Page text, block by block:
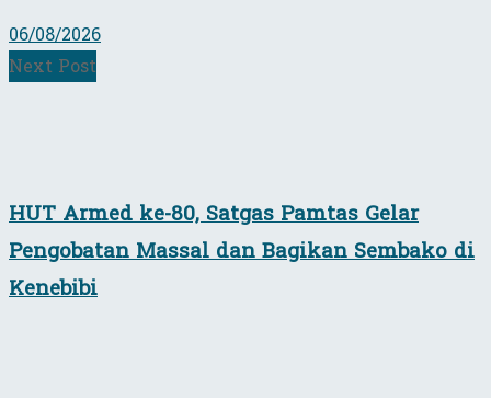
06/08/2026
Next Post
HUT Armed ke-80, Satgas Pamtas Gelar
Pengobatan Massal dan Bagikan Sembako di
Kenebibi